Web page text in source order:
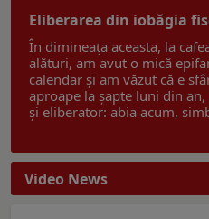
Eliberarea din iobăgia
În dimineața aceasta, la
alături, am avut o mică
calendar și am văzut că e
aproape la șapte luni din
și eliberator: abia acum,
Video News